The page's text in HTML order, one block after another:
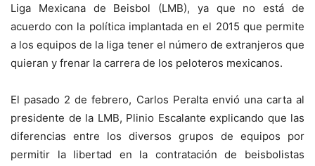
Liga Mexicana de Beisbol (LMB), ya que no está de
acuerdo con la política implantada en el 2015 que permite
a los equipos de la liga tener el número de extranjeros que
quieran y frenar la carrera de los peloteros mexicanos.
El pasado 2 de febrero, Carlos Peralta envió una carta al
presidente de la LMB, Plinio Escalante explicando que las
diferencias entre los diversos grupos de equipos por
permitir la libertad en la contratación de beisbolistas